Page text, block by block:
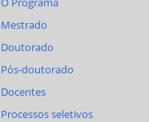
Mestrado
Doutorado
Pós-doutorado
Docentes
Processos seletivos